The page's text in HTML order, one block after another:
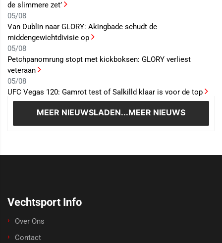
de slimmere zet’
05/08
Van Dublin naar GLORY: Akingbade schudt de
middengewichtdivisie op
05/08
Petchpanomrung stopt met kickboksen: GLORY verliest
veteraan
05/08
UFC Vegas 120: Gamrot test of Salkilld klaar is voor de top
MEER NIEUWSLADEN...MEER NIEUWS
Vechtsport Info
Over Ons
Contact